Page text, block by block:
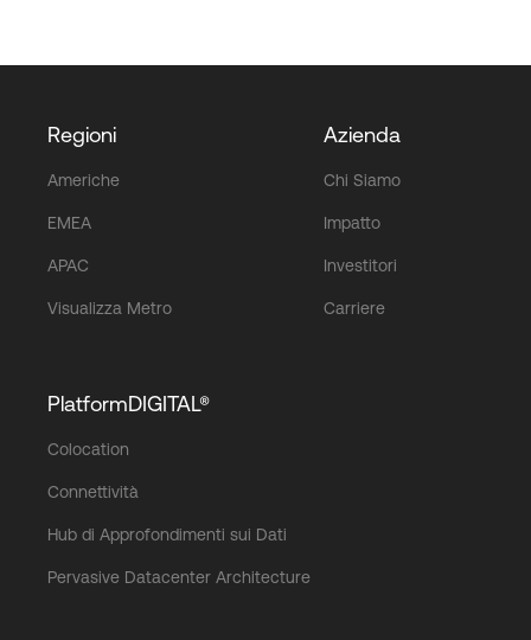
Regioni
Americhe
EMEA
APAC
Visualizza Metro
Azienda
Chi Siamo
Impatto
Investitori
Carriere
PlatformDIGITAL®
Colocation
Connettività
Hub di Approfondimenti sui Dati
Pervasive Datacenter Architecture